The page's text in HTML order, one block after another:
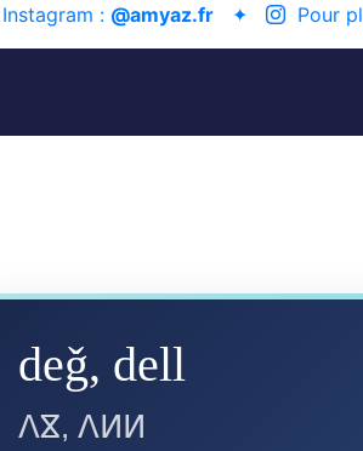
: @amyaz.fr ✦ Pour
deǧ, dell
ⴷⴵ, ⴷⵍⵍ